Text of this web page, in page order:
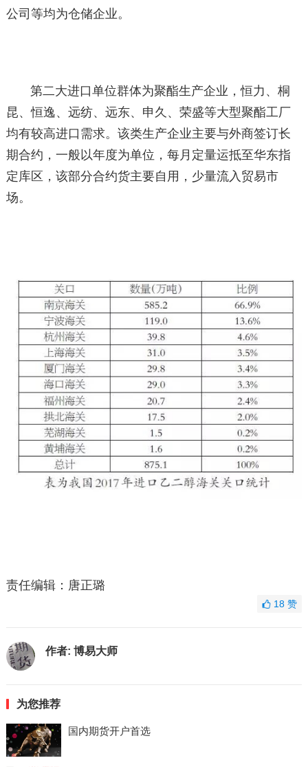
公司等均为仓储企业。
第二大进口单位群体为聚酯生产企业，恒力、桐
昆、恒逸、远纺、远东、申久、荣盛等大型聚酯工厂
均有较高进口需求。该类生产企业主要与外商签订长
期合约，一般以年度为单位，每月定量运抵至华东指
定库区，该部分合约货主要自用，少量流入贸易市
场。
责任编辑：唐正璐
18赞
作者: 博易大师
为您推荐
国内期货开户首选